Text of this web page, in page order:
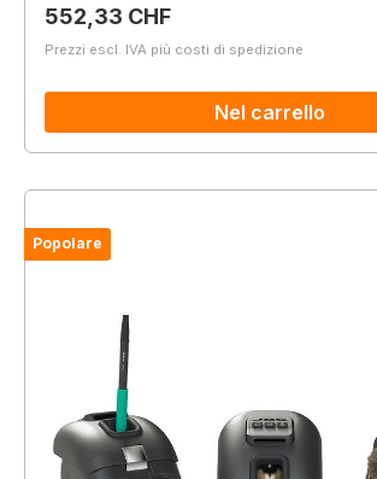
Prezzo normale:
552,33 CHF
Prezzi escl. IVA più costi di spedizione
Nel carrello
Popolare